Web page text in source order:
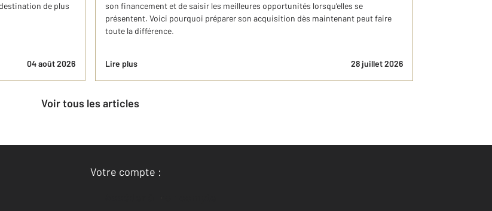
de plus
04 août 2026
son financement et de saisir les meilleures opportunités lorsqu’elles se
présentent. Voici pourquoi préparer son acquisition dès maintenant peut faire
toute la différence.
Lire plus 28 juillet 2026
Voir tous les articles
Votre compte :
Accéder à mon compte